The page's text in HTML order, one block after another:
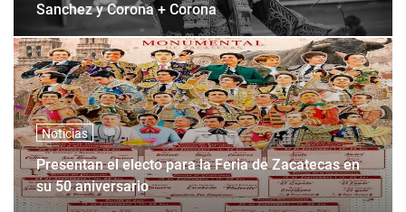
Sanchez y Corona + Corona
Noticias
Presentan el electo para la Feria de Zacatecas en
su 50 aniversario